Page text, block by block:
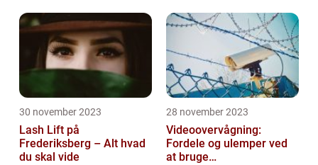
30 november 2023
Lash Lift på
Frederiksberg – Alt hvad
du skal vide
28 november 2023
Videoovervågning:
Fordele og ulemper ved
at bruge